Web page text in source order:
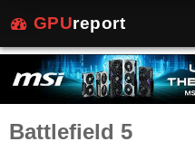
GPUreport
Battlefield 5